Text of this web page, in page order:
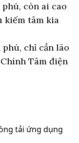
còn ai cao
kiếm tâm kia
chỉ cần lão
Tâm điện
tải ứng dụng